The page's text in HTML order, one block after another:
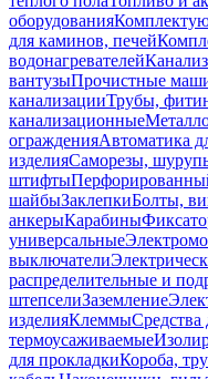
оборудования
для каминов, печей
водонагревателей
вантузыПрочистные
канализацииТрубы,
канализационные
огражденияАвтоматика
изделияСаморезы,
штифты
шайбыЗаклепкиБолты,
анкерыКарабины
универсальные
выключатели
распределительные и
штепселиЗаземление
изделияКлеммыСредства
термоусаживаемые
для прокладкиКороба,